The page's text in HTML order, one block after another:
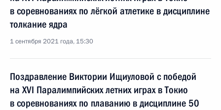
в соревнованиях по лёгкой атлетике в дисциплине
толкание ядра
1 сентября 2021 года, 15:30
Поздравление Виктории Ищиуловой с победой
на XVI Паралимпийских летних играх в Токио
в соревнованиях по плаванию в дисциплине 50